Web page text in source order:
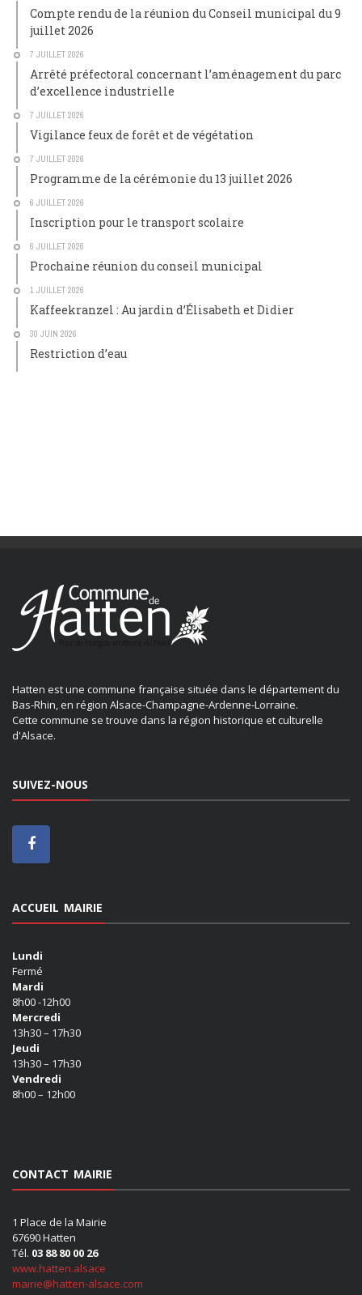
Compte rendu de la réunion du Conseil municipal du 9
juillet 2026
7 JUILLET 2026
Arrêté préfectoral concernant l’aménagement du parc
d’excellence industrielle
7 JUILLET 2026
Vigilance feux de forêt et de végétation
7 JUILLET 2026
Programme de la cérémonie du 13 juillet 2026
6 JUILLET 2026
Inscription pour le transport scolaire
6 JUILLET 2026
Prochaine réunion du conseil municipal
1 JUILLET 2026
Kaffeekranzel : Au jardin d’Élisabeth et Didier
30 JUIN 2026
Restriction d’eau
Hatten est une commune française située dans le département du
Bas-Rhin, en région Alsace-Champagne-Ardenne-Lorraine.
Cette commune se trouve dans la région historique et culturelle
d'Alsace.
SUIVEZ-NOUS
ACCUEIL MAIRIE
Lundi
Fermé
Mardi
8h00 -12h00
Mercredi
13h30 – 17h30
Jeudi
13h30 – 17h30
Vendredi
8h00 – 12h00
CONTACT MAIRIE
1 Place de la Mairie
67690 Hatten
Tél. 03 88 80 00 26
www.hatten.alsace
mairie@hatten-alsace.com